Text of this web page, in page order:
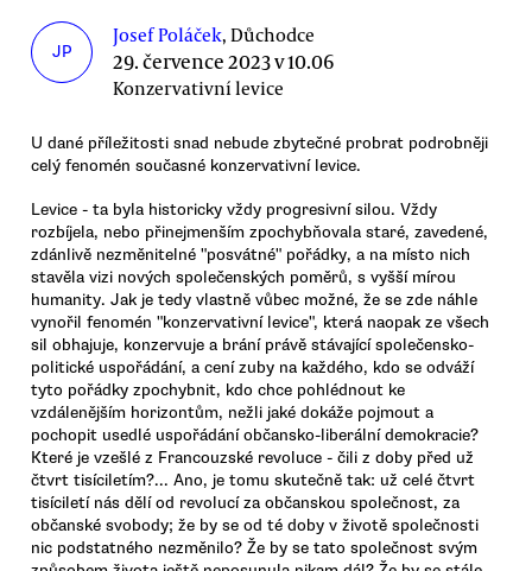
JP
Josef Poláček, Důchodce
29. července 2023 v 10.06
Konzervativní levice
U dané příležitosti snad nebude zbytečné probrat podrobněji
celý fenomén současné konzervativní levice.
Levice - ta byla historicky vždy progresivní silou. Vždy
rozbíjela, nebo přinejmenším zpochybňovala staré, zavedené,
zdánlivě nezměnitelné "posvátné" pořádky, a na místo nich
stavěla vizi nových společenských poměrů, s vyšší mírou
humanity. Jak je tedy vlastně vůbec možné, že se zde náhle
vynořil fenomén "konzervativní levice", která naopak ze všech
sil obhajuje, konzervuje a brání právě stávající společensko-
politické uspořádání, a cení zuby na každého, kdo se odváží
tyto pořádky zpochybnit, kdo chce pohlédnout ke
vzdálenějším horizontům, nežli jaké dokáže pojmout a
pochopit usedlé uspořádání občansko-liberální demokracie?
Které je vzešlé z Francouzské revoluce - čili z doby před už
čtvrt tisíciletím?... Ano, je tomu skutečně tak: už celé čtvrt
tisíciletí nás dělí od revolucí za občanskou společnost, za
občanské svobody; že by se od té doby v životě společnosti
nic podstatného nezměnilo? Že by se tato společnost svým